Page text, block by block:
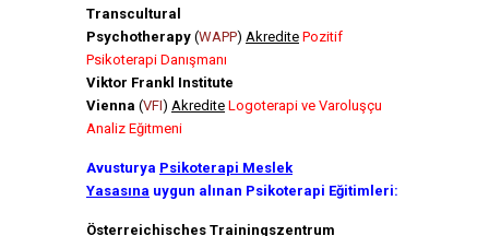
Transcultural
Psychotherapy (WAPP) Akredite Pozitif
Psikoterapi Danışmanı
Viktor Frankl Institute
Vienna (VFI) Akredite Logoterapi ve Varoluşçu
Analiz Eğitmeni
Avusturya Psikoterapi Meslek
Yasasına uygun alınan Psikoterapi Eğitimleri:
Österreichisches Trainingszentrum